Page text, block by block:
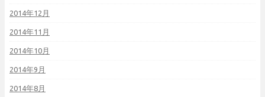
2014年12月
2014年11月
2014年10月
2014年9月
2014年8月